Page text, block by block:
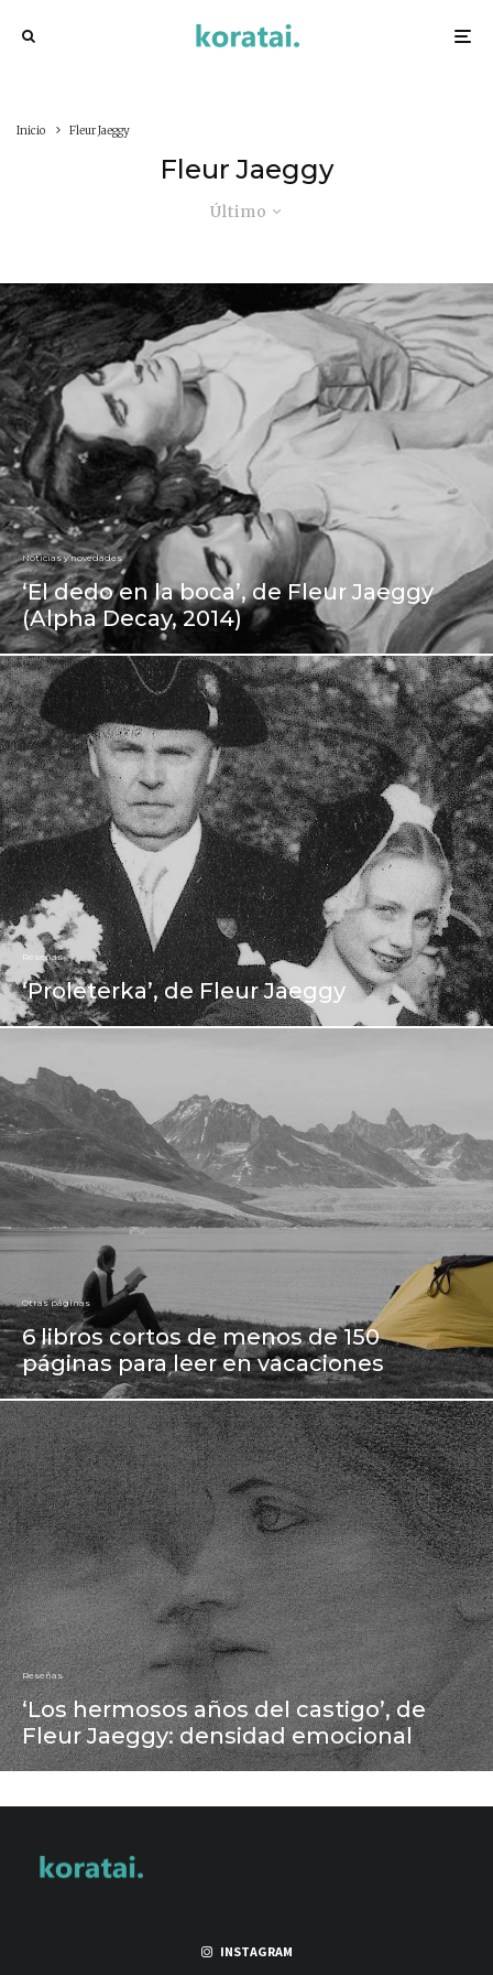
Inicio Fleur Jaeggy
Fleur Jaeggy
Último
Noticias y novedades
‘El dedo en la boca’, de Fleur Jaeggy
(Alpha Decay, 2014)
Reseñas
‘Proleterka’, de Fleur Jaeggy
Otras páginas
6 libros cortos de menos de 150
páginas para leer en vacaciones
Reseñas
‘Los hermosos años del castigo’, de
Fleur Jaeggy: densidad emocional
INSTAGRAM